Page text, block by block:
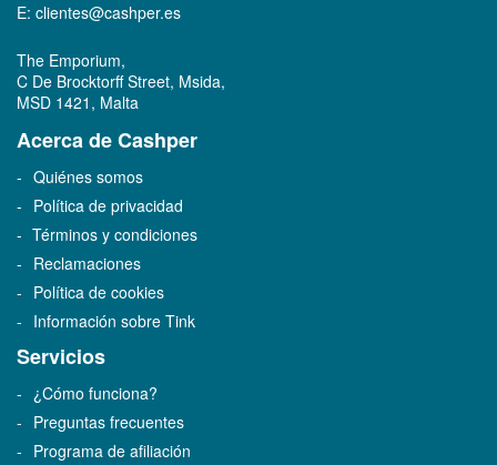
E: clientes@cashper.es
The Emporium,
C De Brocktorff Street, Msida,
MSD 1421, Malta
Acerca de Cashper
Quiénes somos
Política de privacidad
Términos y condiciones
Reclamaciones
Política de cookies
Información sobre Tink
Servicios
¿Cómo funciona?
Preguntas frecuentes
Programa de afiliación